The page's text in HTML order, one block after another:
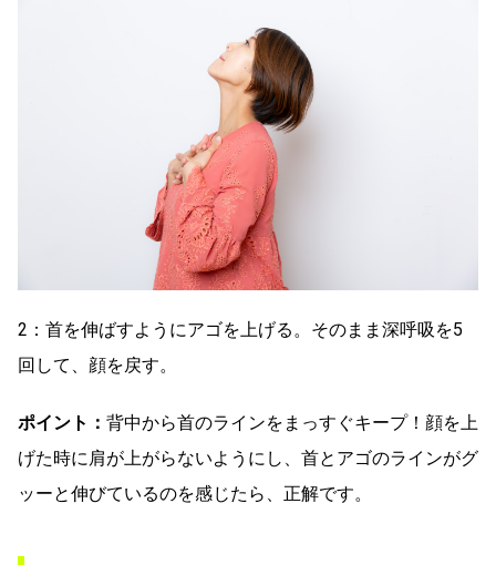
2：首を伸ばすようにアゴを上げる。そのまま深呼吸を5
回して、顔を戻す。
ポイント： 背中から首のラインをまっすぐキープ！顔を上
げた時に肩が上がらないようにし、首とアゴのラインがグ
ッーと伸びているのを感じたら、正解です。